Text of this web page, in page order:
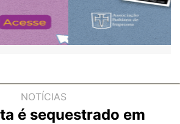
NOTÍCIAS
é sequestrado em